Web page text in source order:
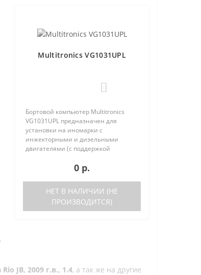
Multitronics VG1031UPL
Бортовой компьютер Multitronics
VG1031UPL предназначен для
установки на иномарки с
инжекторными и дизельными
двигателями (с поддержкой
отечественные автомобили. Работа
прибора возможна как с блоками
0 р.
НЕТ В НАЛИЧИИ (НЕ
ПРОИЗВОДИТСЯ)
JB, 2009 г.в., 1.4, а так же на другие